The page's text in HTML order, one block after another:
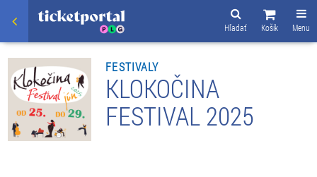
Menu
Košík
Hľadať
FESTIVALY
KLOKOČINA
FESTIVAL 2025